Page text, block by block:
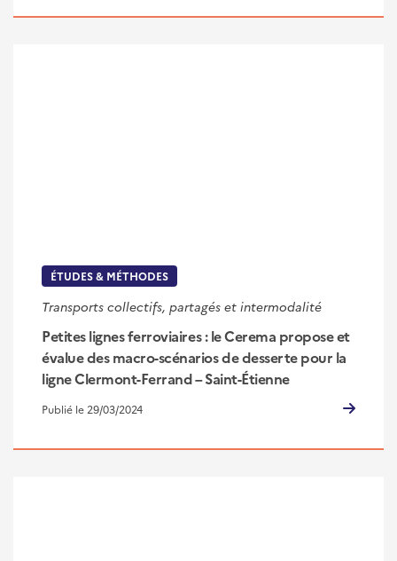
ÉTUDES & MÉTHODES
Transports collectifs, partagés et intermodalité
Petites lignes ferroviaires : le Cerema propose et
évalue des macro-scénarios de desserte pour la
ligne Clermont-Ferrand – Saint-Étienne
Publié le 29/03/2024